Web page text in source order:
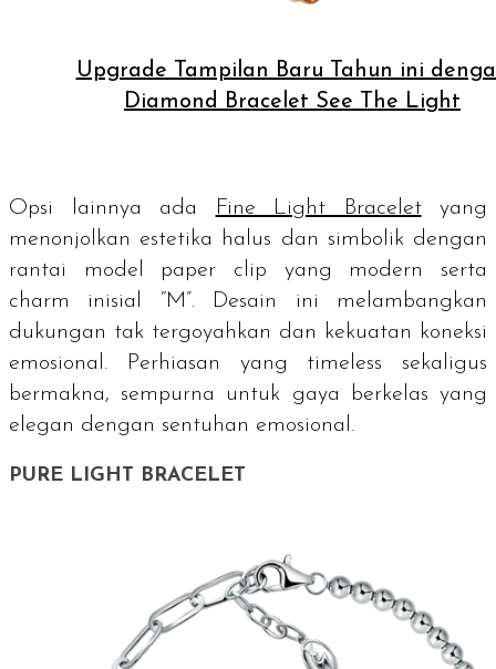
Upgrade Tampilan Baru Tahun ini
Diamond Bracelet See The Light
Opsi lainnya ada Fine Light Braceletyang
menonjolkan estetika halus dan simbolik dengan
rantai model paper clip yang modern serta
charm inisial “M”. Desain ini melambangkan
dukungan tak tergoyahkan dan kekuatan koneksi
emosional. Perhiasan yang timeless sekaligus
bermakna, sempurna untuk gaya berkelas yang
elegan dengan sentuhan emosional.
PURE LIGHT BRACELET